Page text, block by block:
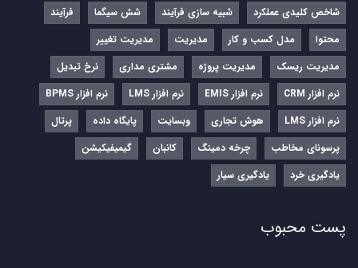
شاخص کلیدی عملکرد
شبیه سازی فرآیند شش سیگما
فرآیند
محتوا
مدل کسب و کار مدیریت
مدیریت تغییر
مدیریت ریسک
مدیریت پروژه مشتری مداری
نرخ تبدیل
نرم‌ افزار CRM
نرم‌ افزار EMIS نرم‌ افزار LMS
نرم افزار BPMS
نرم افزار LMS
هوش تجاری وبسایت پایگاه داده
پرتال
پرسونای مخاطب
چرخه دمینگ کانبان
گیمیفیکیشن
یادگیری خرد
یادگیری سیار
پست محبوب